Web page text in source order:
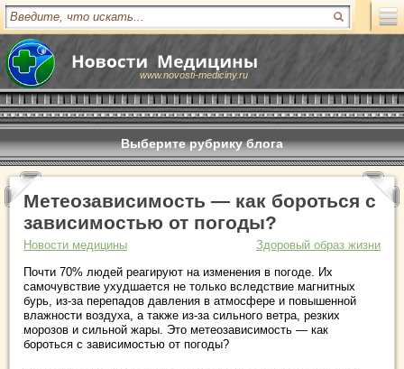
www.novosti-mediciny.ru
Выберите рубрику блога
Метеозависимость — как бороться с
зависимостью от погоды?
Новости медицины
Здоровый образ жизни
Почти 70% людей реагируют на изменения в погоде. Их
самочувствие ухудшается не только вследствие магнитных
бурь, из-за перепадов давления в атмосфере и повышенной
влажности воздуха, а также из-за сильного ветра, резких
морозов и сильной жары. Это метеозависимость — как
бороться с зависимостью от погоды?